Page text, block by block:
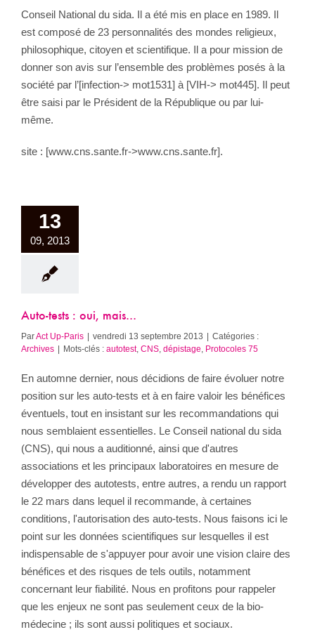
Conseil National du sida. Il a été mis en place en 1989. Il
est composé de 23 personnalités des mondes religieux,
philosophique, citoyen et scientifique. Il a pour mission de
donner son avis sur l’ensemble des problèmes posés à la
société par l’[infection-> mot1531] à [VIH-> mot445]. Il peut
être saisi par le Président de la République ou par lui-
même.
site : [www.cns.sante.fr->www.cns.sante.fr].
13
09, 2013
Auto-tests : oui, mais…
ParAct Up-Paris | vendredi 13 septembre 2013 | Catégories :
Archives | Mots-clés : autotest, CNS dépistage Protocoles 75
En automne dernier, nous décidions de faire évoluer notre
position sur les auto-tests et à en faire valoir les bénéfices
éventuels, tout en insistant sur les recommandations qui
nous semblaient essentielles. Le Conseil national du sida
(CNS), qui nous a auditionné, ainsi que d'autres
associations et les principaux laboratoires en mesure de
développer des autotests, entre autres, a rendu un rapport
le 22 mars dans lequel il recommande, à certaines
conditions, l'autorisation des auto-tests. Nous faisons ici le
point sur les données scientifiques sur lesquelles il est
indispensable de s'appuyer pour avoir une vision claire des
bénéfices et des risques de tels outils, notamment
concernant leur fiabilité. Nous en profitons pour rappeler
que les enjeux ne sont pas seulement ceux de la bio-
médecine ; ils sont aussi politiques et sociaux.